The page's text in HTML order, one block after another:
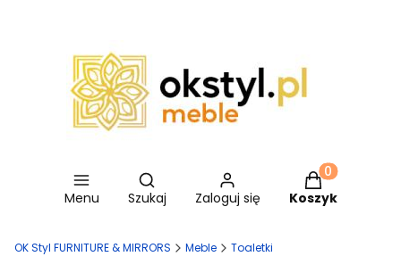
Menu
Otwórz wyszukiwarkę
Szukaj Zaloguj się
Produkty w
Koszyk
OK Styl FURNITURE & MIRRORS Meble Toaletki